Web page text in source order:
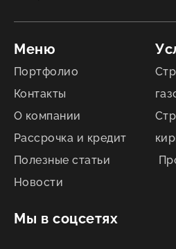
Меню
Портфолио
Контакты
О компании
Рассрочка и кредит
Полезные статьи
Новости
Мы в соцсетях